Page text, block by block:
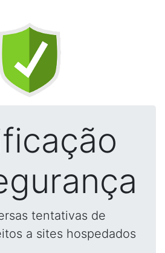
tentativas de
a sites hospedados